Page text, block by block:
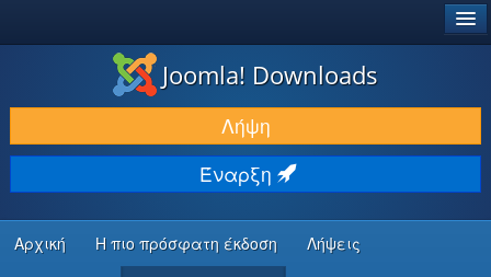
ΛΉΨΕΙΣ & ΕΠΕΚΤΆΣΕΙΣ
ΕΎΡΕΣΗ & ΜΆΘΗΣΗ
ΚΟΙΝΌΤΗΤΑ & ΥΠΟΣΤΉΡΙΞΗ
ΠΌΡΟΙ ΠΡΟΓΡΑΜΜΑΤΙΣΤΏΝ
Joomla! Downloads
Λήψη
Έναρξη
Αρχική Η πιο πρόσφατη έκδοση Λήψεις